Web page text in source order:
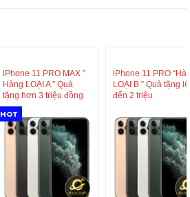
iPhone 11 PRO MAX ”
Hàng LOẠI A ” Quà
tặng hơn 3 triệu đồng
HOT
iPhone 11 PRO
LOẠI B ” Quà tặng
đến 2 triệu